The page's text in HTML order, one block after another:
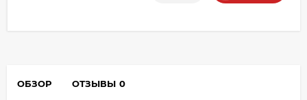
ОБЗОР ОТЗЫВЫ 0